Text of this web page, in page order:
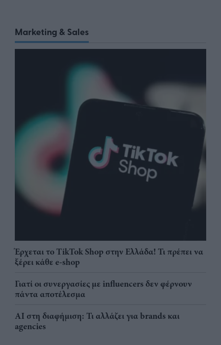
Marketing & Sales
Έρχεται το TikTok Shop στην Ελλάδα! Τι πρέπει να
ξέρει κάθε e-shop
Γιατί οι συνεργασίες με influencers δεν φέρνουν
πάντα αποτέλεσμα
AI στη διαφήμιση: Τι αλλάζει για brands και
agencies